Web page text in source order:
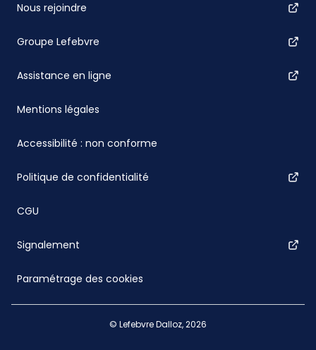
Nous rejoindre
Groupe Lefebvre
Assistance en ligne
Mentions légales
Accessibilité : non conforme
Politique de confidentialité
CGU
Signalement
Paramétrage des cookies
© Lefebvre Dalloz, 2026